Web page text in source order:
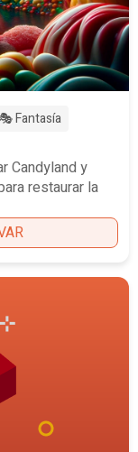
🎭 Fantasía
Candyland y
restaurar la